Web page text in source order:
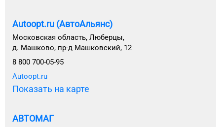
Autoopt.ru (АвтоАльянс)
Московская область, Люберцы,
д. Машково, пр-д Машковский, 12
8 800 700-05-95
Autoopt.ru
Показать на карте
АВТОМАГ